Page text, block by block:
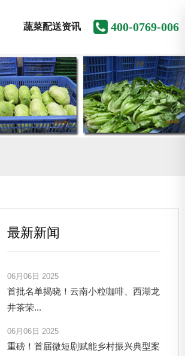
400-0769-006
蔬菜配送资讯
最新新闻
06月06日 2025
首批名单揭晓！云南小粒咖啡、西湖龙
井茶荣...
06月06日 2025
重磅！首届微短剧赋能乡村振兴典型案